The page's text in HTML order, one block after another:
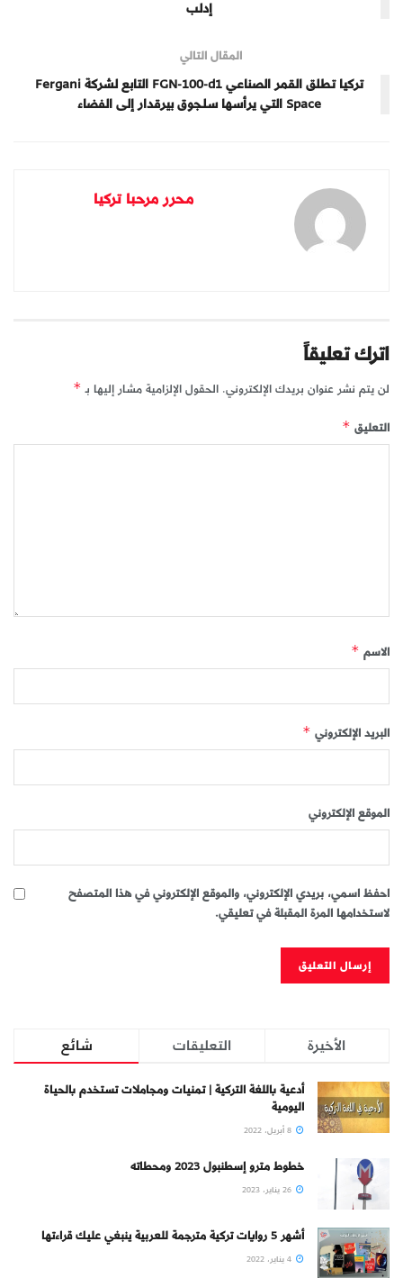
إدلب
المقال التالي
تركيا تطلق القمر الصناعي FGN-100-d1 التابع لشركة Fergani
Space التي يرأسها سلجوق بيرقدار إلى الفضاء
محرر مرحبا تركيا
اترك تعليقاً
لن يتم نشر عنوان بريدك الإلكتروني. الحقول الإلزامية مشار إليها بـ *
التعليق *
الاسم *
البريد الإلكتروني *
الموقع الإلكتروني
احفظ اسمي، بريدي الإلكتروني، والموقع الإلكتروني في هذا المتصفح
لاستخدامها المرة المقبلة في تعليقي.
شائع التعليقات الأخيرة
أدعية باللغة التركية | تمنيات ومجاملات تستخدم بالحياة
اليومية
خطوط مترو إسطنبول 2023 ومحطاته
أشهر 5 روايات تركية مترجمة للعربية ينبغي عليك قراءتها